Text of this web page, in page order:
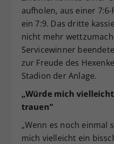
aufholen, aus einer
ein 7:9. Das dritte
nicht mehr
Servicewinner
zur Freude des
Stadion der Anlage.
„Würde mich
trauen“
„Wenn es noch einmal
mich vielleicht ein